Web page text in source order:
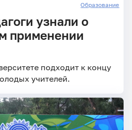
Образование
узнали о
применении
подходит к концу
учителей.